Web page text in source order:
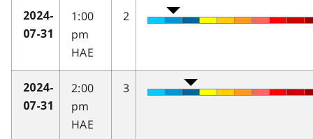
2024-
07-31
1:00
pm
HAE
2
2024-
07-31
2:00
pm
HAE
3